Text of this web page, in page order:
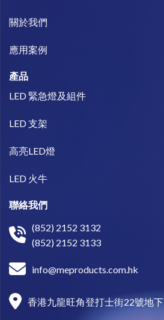
關於我們​
​應用案例
產品
LED 緊急燈及組件
LED 支架
高亮LED燈
LED 火牛
聯絡我們
(852) 2152 3132
(852) 2152 3133
info@meproducts.com.hk
香港九龍旺角登打士街22號地下